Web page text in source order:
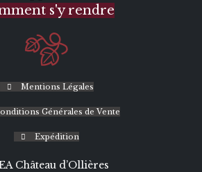
s'y rendre
Mentions Légales
Générales de Vente
Expédition
Château d’Ollières